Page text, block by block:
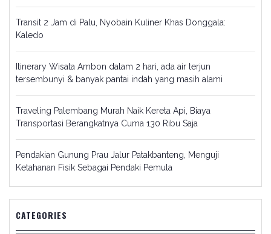
Transit 2 Jam di Palu, Nyobain Kuliner Khas Donggala:
Kaledo
Itinerary Wisata Ambon dalam 2 hari, ada air terjun
tersembunyi & banyak pantai indah yang masih alami
Traveling Palembang Murah Naik Kereta Api, Biaya
Transportasi Berangkatnya Cuma 130 Ribu Saja
Pendakian Gunung Prau Jalur Patakbanteng, Menguji
Ketahanan Fisik Sebagai Pendaki Pemula
CATEGORIES